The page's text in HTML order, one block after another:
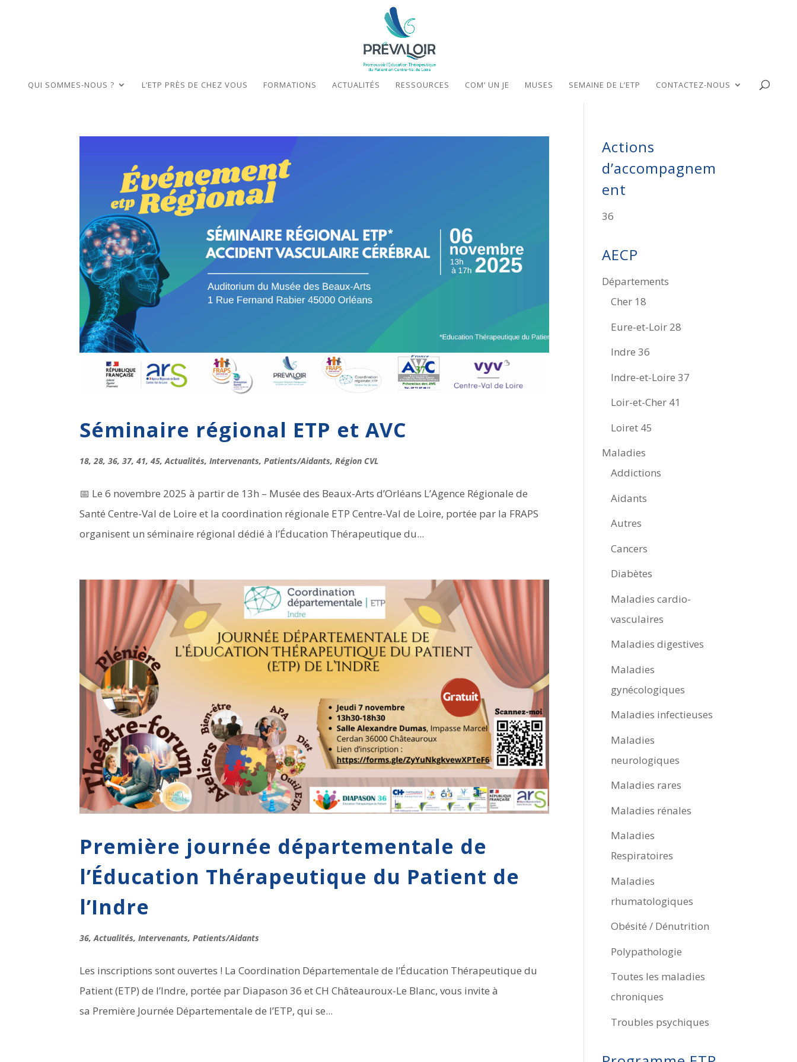
QUI SOMMES-NOUS ? L’ETP PRÈS DE CHEZ VOUS FORMATIONS ACTUALITÉS RESSOURCES COM’ UN JE MUSES SEMAINE DE L’ETP CONTACTEZ-NOUS
Séminaire régional ETP et AVC
18,28,36,37,41,45,Actualités,Intervenants,Patients/Aidants,Région CVL
📅 Le 6 novembre 2025 à partir de 13h – Musée des Beaux-Arts d’Orléans L’Agence Régionale de
Santé Centre-Val de Loire et la coordination régionale ETP Centre-Val de Loire, portée par la FRAPS
organisent un séminaire régional dédié à l’Éducation Thérapeutique du...
Première journée départementale de
l’Éducation Thérapeutique du Patient de
l’Indre
36,Actualités,Intervenants,Patients/Aidants
Les inscriptions sont ouvertes ! La Coordination Départementale de l’Éducation Thérapeutique du
Patient (ETP) de l’Indre, portée par Diapason 36 et CH Châteauroux-Le Blanc, vous invite à
sa Première Journée Départementale de l’ETP, qui se...
Actions
d’accompagnem
ent
36
AECP
Départements
Cher 18
Eure-et-Loir 28
Indre 36
Indre-et-Loire 37
Loir-et-Cher 41
Loiret 45
Maladies
Addictions
Aidants
Autres
Cancers
Diabètes
Maladies cardio-
vasculaires
Maladies digestives
Maladies
gynécologiques
Maladies infectieuses
Maladies
neurologiques
Maladies rares
Maladies rénales
Maladies
Respiratoires
Maladies
rhumatologiques
Obésité / Dénutrition
Polypathologie
Toutes les maladies
chroniques
Troubles psychiques